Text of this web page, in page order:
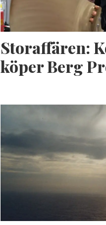
Storaffären:
köper Berg